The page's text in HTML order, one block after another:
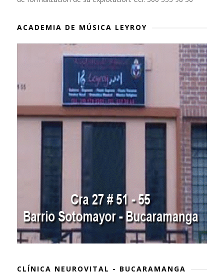
ACADEMIA DE MÚSICA LEYROY
CLÍNICA NEUROVITAL - BUCARAMANGA